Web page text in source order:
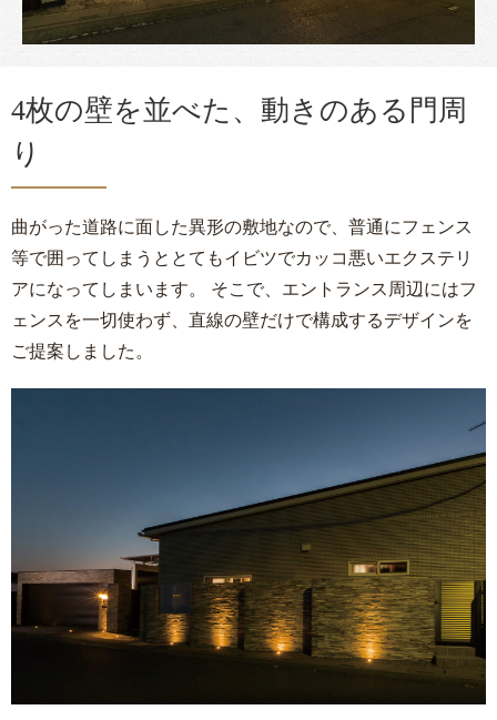
4枚の壁を並べた、動きのある門周
り
曲がった道路に面した異形の敷地なので、普通にフェンス
等で囲ってしまうととてもイビツでカッコ悪いエクステリ
アになってしまいます。 そこで、エントランス周辺にはフ
ェンスを一切使わず、直線の壁だけで構成するデザインを
ご提案しました。